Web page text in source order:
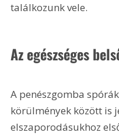
találkozunk vele.
Az egészséges
A penészgomba
körülmények között is
elszaporodásukhoz